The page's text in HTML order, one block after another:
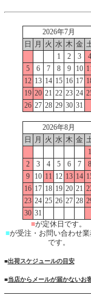
2026年7月
日
月 火 水 木 金
1
2 3
4
5
6 7 8 9 10
12 13 14 15 16 17
19 20 21 22 23 24
26 27 28 29 30 31
2026年8月
日
月 火 水 木 金
1
2
3 4 5 6 7
8
9
10 11 12 13 14
16 17 18 19 20 21
23 24 25 26 27 28
30 31
■が定休日です。
■が受注・お問い合わせ
です。
■出荷スケジュールの目安
■当店からメールが届かないお